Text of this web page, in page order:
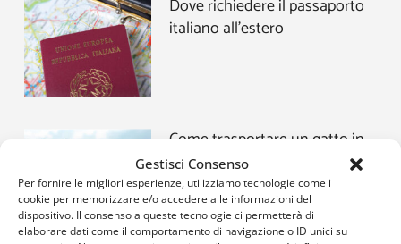
Gestisci Consenso
Per fornire le migliori esperienze, utilizziamo tecnologie come i
cookie per memorizzare e/o accedere alle informazioni del
dispositivo. Il consenso a queste tecnologie ci permetterà di
elaborare dati come il comportamento di navigazione o ID unici su
Dove richiedere il passaporto
italiano all’estero
Come trasportare un gatto in
aereo: le cose da sapere prima
di partire